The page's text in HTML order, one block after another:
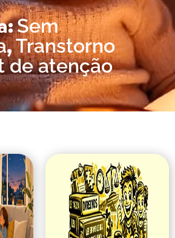
Sem
,Transtorno
de atenção